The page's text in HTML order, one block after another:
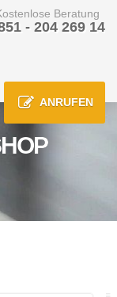
Beratung
- 204 269 14
ANRUFEN